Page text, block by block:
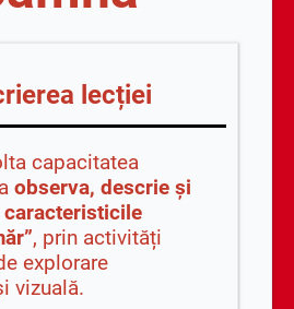
lecției
capacitatea
observa, descrie și
caracteristicile
, prin activități
explorare
vizuală.